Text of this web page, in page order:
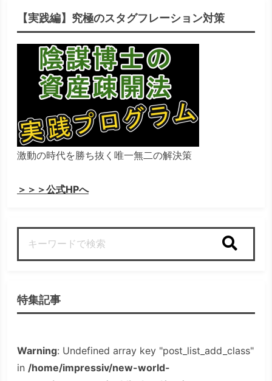
【実践編】究極のスタグフレーション対策
激動の時代を勝ち抜く唯一無二の解決策
＞＞＞公式HPへ
特集記事
Warning: Undefined array key "post_list_add_class"
in /home/impressiv/new-world-